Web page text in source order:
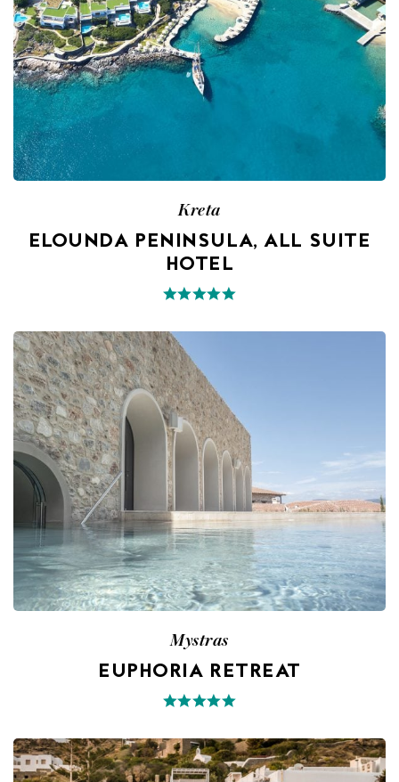
Kreta
ELOUNDA PENINSULA, ALL SUITE
HOTEL
Mystras
EUPHORIA RETREAT